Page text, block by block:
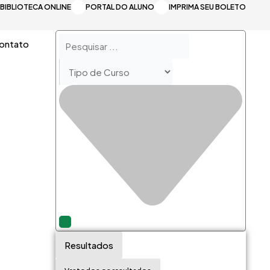
IMPRIMA SEU BOLETO
PORTAL DO ALUNO
BIBLIOTECA ONLINE
...
Resultados